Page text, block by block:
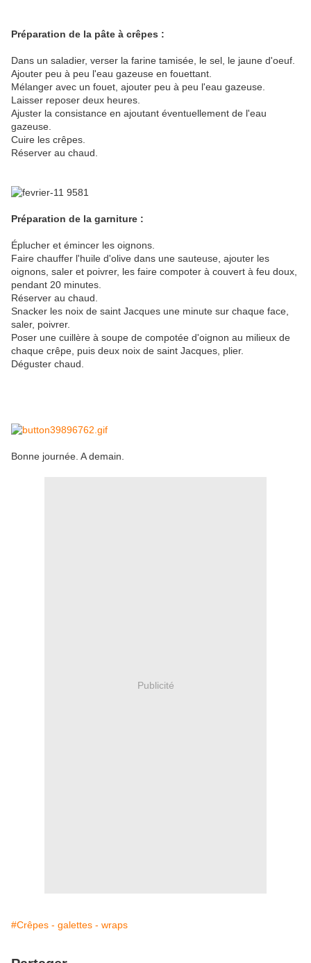
Préparation de la pâte à crêpes :
Dans un saladier, verser la farine tamisée, le sel, le jaune d'oeuf.
Ajouter peu à peu l'eau gazeuse en fouettant.
Mélanger avec un fouet, ajouter peu à peu l'eau gazeuse.
Laisser reposer deux heures.
Ajuster la consistance en ajoutant éventuellement de l'eau
gazeuse.
Cuire les crêpes.
Réserver au chaud.
Préparation de la garniture :
Éplucher et émincer les oignons.
Faire chauffer l'huile d'olive dans une sauteuse, ajouter les
oignons, saler et poivrer, les faire compoter à couvert à feu doux,
pendant 20 minutes.
Réserver au chaud.
Snacker les noix de saint Jacques une minute sur chaque face,
saler, poivrer.
Poser une cuillère à soupe de compotée d'oignon au milieux de
chaque crêpe, puis deux noix de saint Jacques, plier.
Déguster chaud.
Bonne journée. A demain.
Publicité
#Crêpes - galettes - wraps